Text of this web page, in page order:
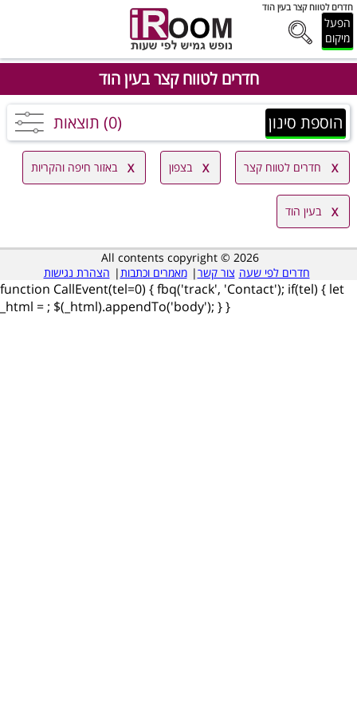
חדרים לטווח קצר בעין הוד
הפעל
מיקום
חדרים לטווח קצר בעין הוד
הוספת סינון (0) תוצאות
חדרים לטווח קצר בצפון באזור חיפה והקריות
בעין הוד
All contents copyright © 2026
חדרים לפי שעה צור קשר| מאמרים וכתבות| הצהרת נגישות
function CallEvent(tel=0) { fbq('track', 'Contact'); if(tel) { let
_html = ; $(_html).appendTo('body'); } }